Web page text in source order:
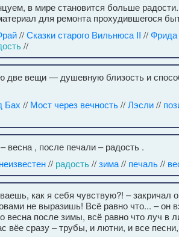
в мире становится больше
для ремонта прохудившегося
//Сказки старого Вильнюса II //Фрида
//
две вещи — душевную близость и
Бах // Мост через вечность//Лэсли//
весна , после печали – радость .
// радость//зима// печаль//
как я себя чувствую?! – закричал
не выразишь! Всё равно что... – он
весна после зимы, всё равно что луч в
вёе сразу – трубы, и лютни, и все